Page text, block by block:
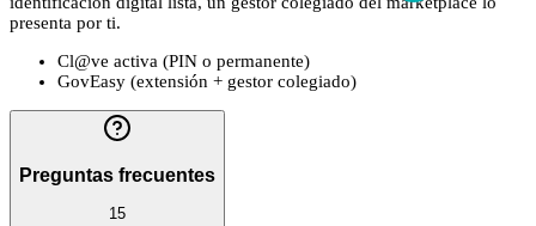
presenta por ti.
Cl@ve activa (PIN o permanente)
GovEasy (extensión + gestor colegiado)
Preguntas frecuentes
15